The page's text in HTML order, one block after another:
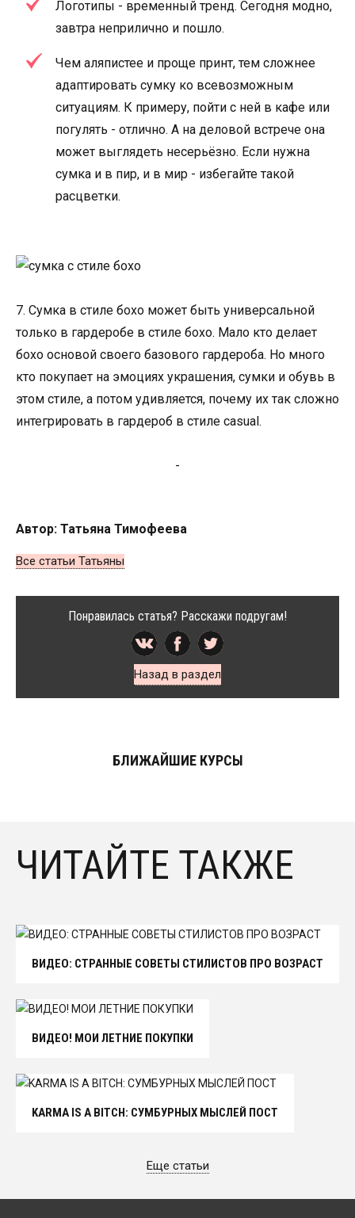
Логотипы - временный тренд. Сегодня модно,
завтра неприлично и пошло.
Чем аляпистее и проще принт, тем сложнее
адаптировать сумку ко всевозможным
ситуациям. К примеру, пойти с ней в кафе или
погулять - отлично. А на деловой встрече она
может выглядеть несерьёзно. Если нужна
сумка и в пир, и в мир - избегайте такой
расцветки.
7. Сумка в стиле бохо может быть универсальной
только в гардеробе в стиле бохо. Мало кто делает
бохо основой своего базового гардероба. Но много
кто покупает на эмоциях украшения, сумки и обувь в
этом стиле, а потом удивляется, почему их так сложно
интегрировать в гардероб в стиле casual.
-
Автор: Татьяна Тимофеева
Все статьи Татьяны
Понравилась статья? Расскажи подругам!
Назад в раздел
БЛИЖАЙШИЕ КУРСЫ
ЧИТАЙТЕ ТАКЖЕ
ВИДЕО: СТРАННЫЕ СОВЕТЫ СТИЛИСТОВ ПРО ВОЗРАСТ
ВИДЕО! МОИ ЛЕТНИЕ ПОКУПКИ
KARMA IS A BITCH: СУМБУРНЫХ МЫСЛЕЙ ПОСТ
Еще статьи